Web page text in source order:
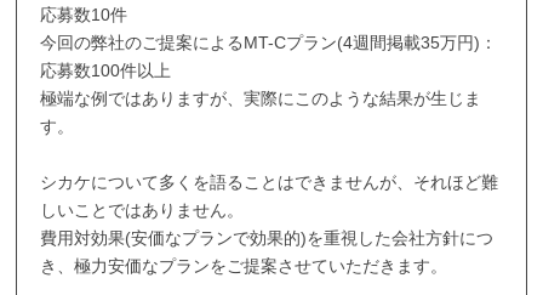
応募数10件
今回の弊社のご提案によるMT-Cプラン(4週間掲載35万円)：
応募数100件以上
極端な例ではありますが、実際にこのような結果が生じま
す。
シカケについて多くを語ることはできませんが、それほど難
しいことではありません。
費用対効果(安価なプランで効果的)を重視した会社方針につ
き、極力安価なプランをご提案させていただきます。